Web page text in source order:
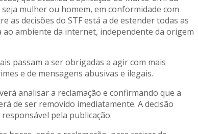
mulher ou homem, em conformidade com
as decisões do STF está a de estender todas as
ambiente da internet, independente da origem
passam a ser obrigadas a agir com mais
e de mensagens abusivas e ilegais.
analisar a reclamação e confirmando que a
de ser removido imediatamente. A decisão
pela publicação.